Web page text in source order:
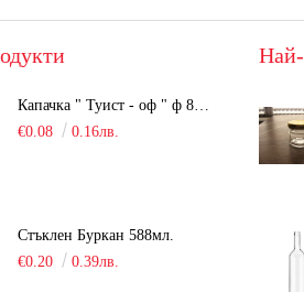
Капачка " Туист - оф " ф 82мм, сребриста, Люка
€0.08
0.16лв.
Стъклен Буркан 588мл.
€0.20
0.39лв.